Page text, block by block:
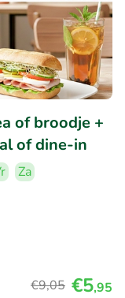
of broodje +
of dine-in
Za
€9,05 €5,95